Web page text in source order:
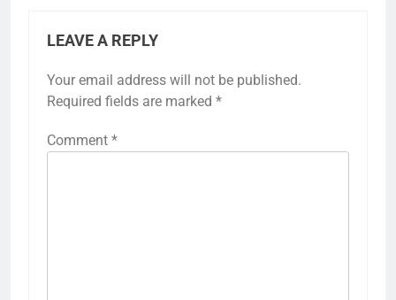
LEAVE A REPLY
Your email address will not be published.
Required fields are marked *
Comment *